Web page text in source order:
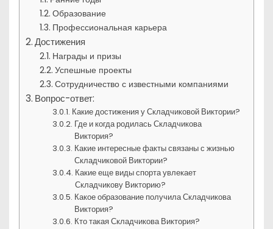
Образование
Профессиональная карьера
Достижения
Награды и призы
Успешные проекты
Сотрудничество с известными компаниями
Вопрос-ответ:
Какие достижения у Складчиковой Виктории?
Где и когда родилась Складчикова
Виктория?
Какие интересные факты связаны с жизнью
Складчиковой Виктории?
Какие еще виды спорта увлекает
Складчикову Викторию?
Какое образование получила Складчикова
Виктория?
Кто такая Складчикова Виктория?